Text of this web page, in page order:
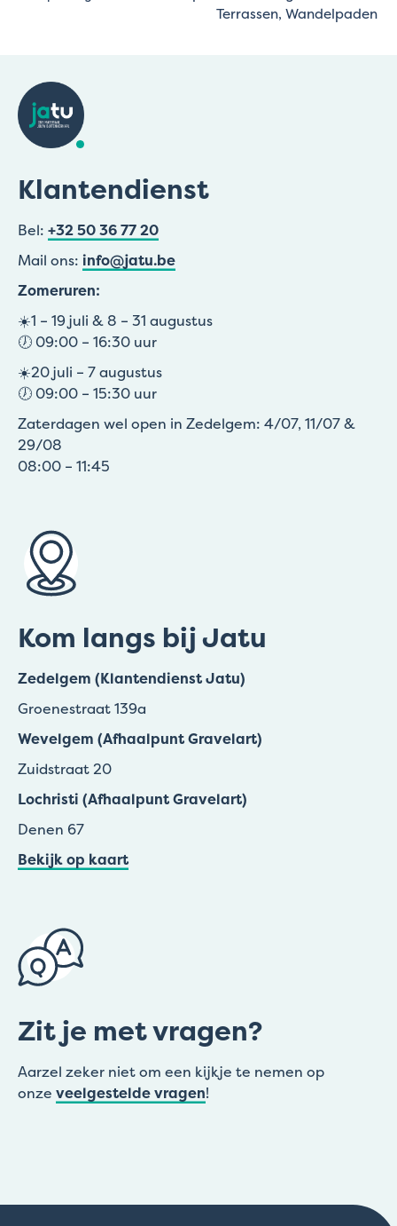
Terrassen, Wandelpaden
Klantendienst
Bel: +32 50 36 77 20
Mail ons: info@jatu.be
Zomeruren:
☀️1 – 19 juli & 8 – 31 augustus
🕖 09:00 – 16:30 uur
☀️20 juli – 7 augustus
🕖 09:00 – 15:30 uur
Zaterdagen wel open in Zedelgem: 4/07, 11/07 &
29/08
08:00 – 11:45
Kom langs bij Jatu
Zedelgem (Klantendienst Jatu)
Groenestraat 139a
Wevelgem (Afhaalpunt Gravelart)
Zuidstraat 20
Lochristi (Afhaalpunt Gravelart)
Denen 67
Bekijk op kaart
Zit je met vragen?
Aarzel zeker niet om een kijkje te nemen op
onze veelgestelde vragen!